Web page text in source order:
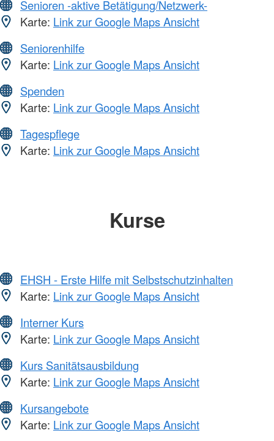
Senioren -aktive Betätigung/Netzwerk-
Karte: Link zur Google Maps Ansicht
Seniorenhilfe
Karte: Link zur Google Maps Ansicht
Spenden
Karte: Link zur Google Maps Ansicht
Tagespflege
Karte: Link zur Google Maps Ansicht
Kurse
EHSH - Erste Hilfe mit Selbstschutzinhalten
Karte: Link zur Google Maps Ansicht
Interner Kurs
Karte: Link zur Google Maps Ansicht
Kurs Sanitätsausbildung
Karte: Link zur Google Maps Ansicht
Kursangebote
Karte: Link zur Google Maps Ansicht